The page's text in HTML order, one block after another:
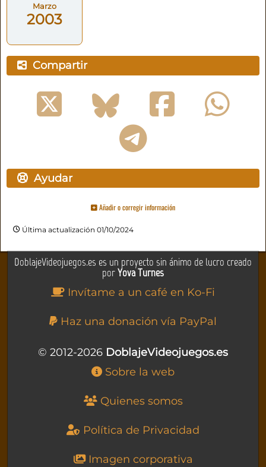
Marzo
2003
Compartir
Ayudar
Añadir o corregir información
Última actualización 01/10/2024
DoblajeVideojuegos.es es un proyecto sin ánimo de lucro creado
porYova Turnes
Invítame a un café en Ko-Fi
Haz una donación vía PayPal
© 2012-2026 DoblajeVideojuegos.es
Sobre la web
Quienes somos
Política de Privacidad
Imagen corporativa